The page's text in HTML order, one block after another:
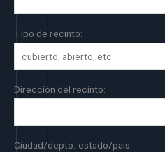
Tipo de recinto:
Dirección del recinto:
Ciudad/depto.-estado/país: